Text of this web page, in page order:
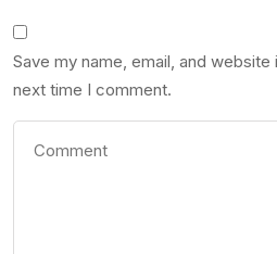
Save my name, email, and
next time I comment.